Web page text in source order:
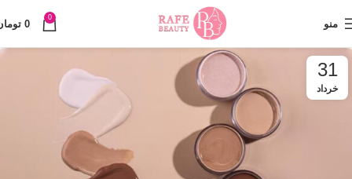
منو
0
0
31
خرداد